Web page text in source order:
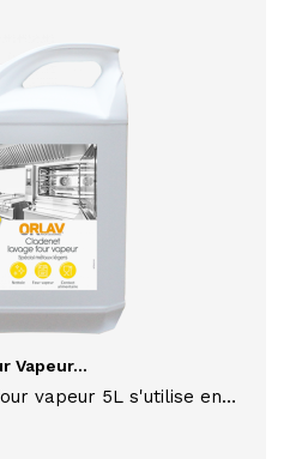
Vapeur...
vapeur 5L s'utilise en
des légumes, sur les